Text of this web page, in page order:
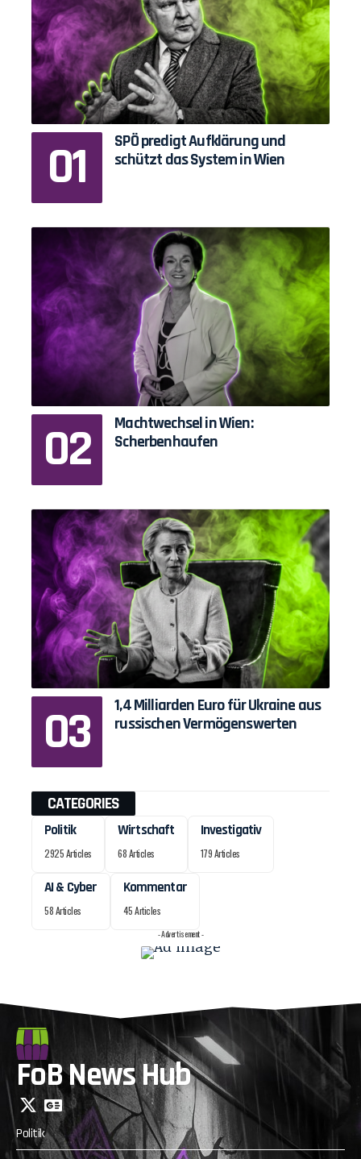
SPÖ predigt Aufklärung und
schützt das System in Wien
Machtwechsel in Wien:
Scherbenhaufen
1,4 Milliarden Euro für Ukraine aus
russischen Vermögenswerten
CATEGORIES
Politik
2925 Articles
Wirtschaft
68 Articles
Investigativ
179 Articles
AI & Cyber
58 Articles
Kommentar
45 Articles
- Advertisement -
FoB News Hub
Politik